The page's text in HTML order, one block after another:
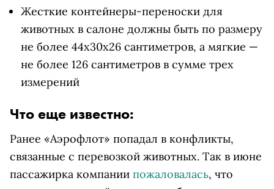
Жесткие контейнеры-переноски для
животных в салоне должны быть по размеру
не более 44х30х26 сантиметров, а мягкие —
не более 126 сантиметров в сумме трех
измерений
Что еще известно:
Ранее «Аэрофлот» попадал в конфликты,
связанные с перевозкой животных. Так в июне
пассажирка компании пожаловалась, что